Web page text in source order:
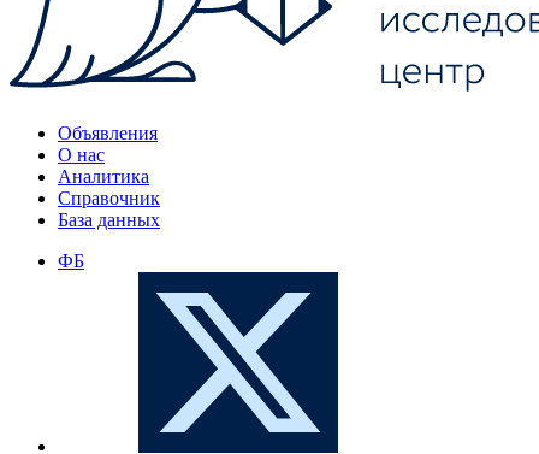
Объявления
О нас
Аналитика
Справочник
База данных
ФБ